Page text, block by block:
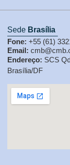
Sede Brasília
Fone: +55 (61)
Email:
Endereço: SCS
Brasília/DF